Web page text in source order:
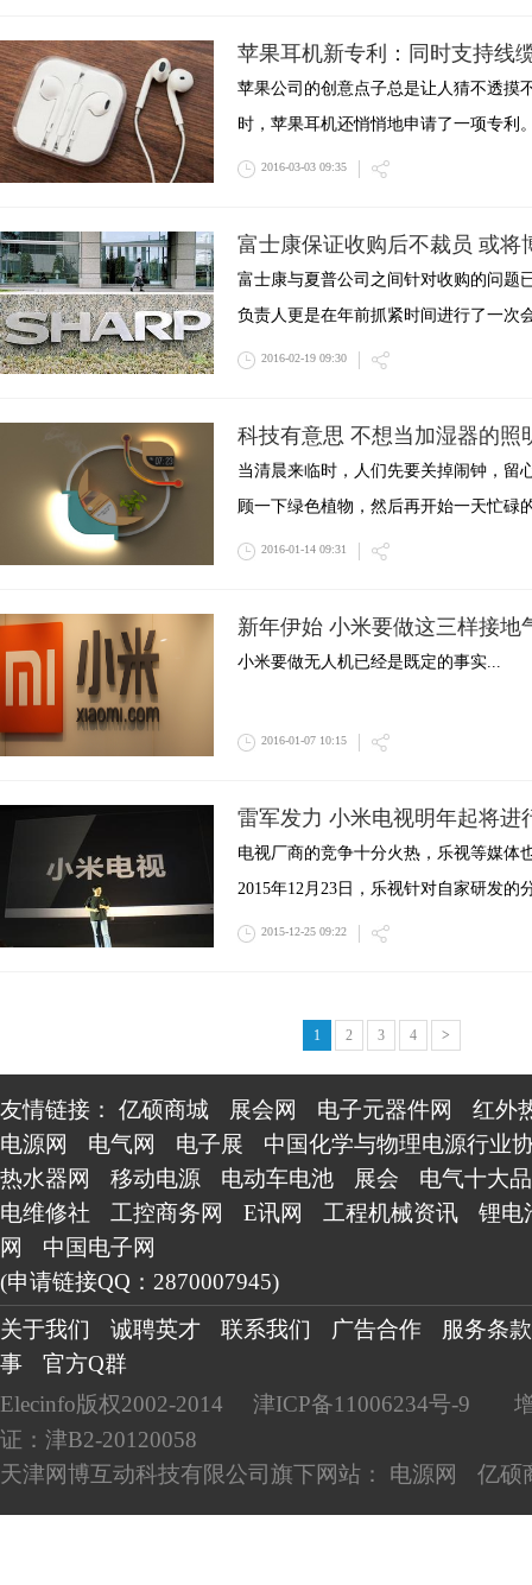
苹果耳机新专利：同时支持线
苹果公司的创意点子总是让人猜不透摸
时，苹果耳机还悄悄地申请了一项专利
2016-03-03 09:35
富士康保证收购后不裁员 或将
富士康与夏普公司之间针对收购的问题
负责人更是在年前抓紧时间进行了一次
2016-02-19 09:30
科技有意思 不想当加湿器的照
当清晨来临时，人们先要关掉闹钟，留
顾一下绿色植物，然后再开始一天忙碌
2016-01-14 09:31
新年伊始 小米要做这三样接地
小米要做无人机已经是既定的事实...
2016-01-07 10:15
雷军发力 小米电视明年起将进
电视厂商的竞争十分火热，乐视等媒体
2015年12月23日，乐视针对自家研发的
2015-12-25 09:22
1 2 3 4 >
友情链接： 亿硕商城 展会网 电子元器件网
红外
电源网
电气网 电子展
中国化学与物理电源行业
热水器网
移动电源 电动车电池 展会
电气十大
电维修社
工控商务网 E讯网 工程机械资讯
锂电
网
中国电子网
(申请链接QQ：2870007945)
关于我们
诚聘英才 联系我们 广告合作
服务条款
事
官方Q群
Elecinfo版权2002-2014
津ICP备11006234号-9
证：津B2-20120058
天津网博互动科技有限公司旗下网站： 电源网 亿硕